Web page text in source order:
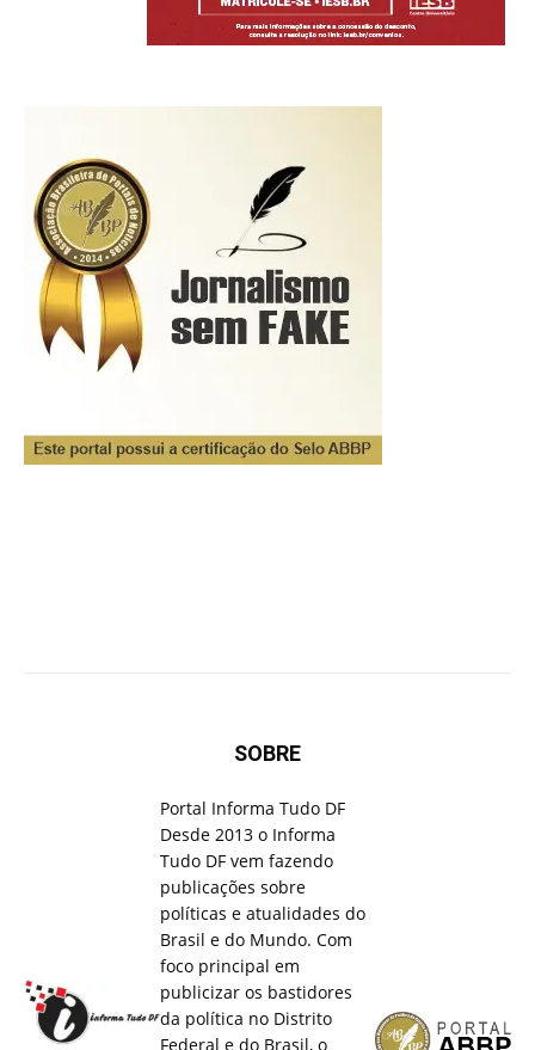
SOBRE
Portal Informa Tudo DF
Desde 2013 o Informa
Tudo DF vem fazendo
publicações sobre
políticas e atualidades do
Brasil e do Mundo. Com
foco principal em
publicizar os bastidores
da política no Distrito
Federal e do Brasil, o